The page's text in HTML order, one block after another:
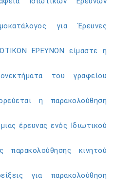
για Έρευνες
ΕΡΕΥΝΩΝ είμαστε η
του γραφείου
η παρακολούθηση
έρευνας ενός Ιδιωτικού
κινητού
για παρακολούθηση